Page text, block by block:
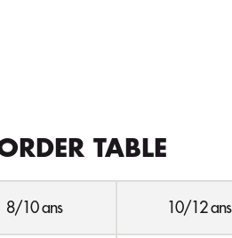
TABLE
8/10 ans 10/12 ans